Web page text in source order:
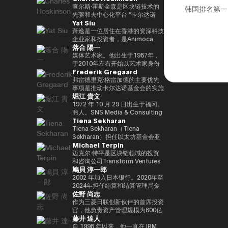
竞选第三个任期进步党代表选举。
他被任命为该党代理秘书长，在平
成29年（2017年）的第48届众议
院选举中获得82,345张选票，并
当选第四任期（由香川县第二区希
望党正式批准），并竞选希望党联
合代表选举。希望党代表（11
月-）平成30年（2018年）全国民
主党联合代表（5月至9月）全国
民主党代表（9月〜）新国民民主
党通过令和2（2020）支部党成立
并成为代表（9月）（9月），在
令和3（2021）第49届众议院选
举的第49届众议院选举中获得
94,530张选票，当选为众议员到
目前为止，第 5 学期
2025.05.01。8月财政部（现为财
务部）在职1997/7至1999/6借调
至外务省（中东第一司）
20007/2001/6 金融厅证券交易监
督委员会 2001/7 至 2002/6 国税
厅大阪国税局总务科科长 2002/7
至 2005/6（负责特别任务的部长
官专家）2005/7 至 2005/8 财政
部首席审计局
责信息技术）大臣、国土、基础设
施、运输和旅游、内阁常务委员会
主席等职务，并以自民党信息技术
战略和特别任务委员会主席的身份
领导自民党的信息技术政策。平成
30/10年第四届安倍改组内阁中任
命了信息技术大臣和负责特殊任务
（科学和技术/知识产权战略/酷日
本战略/太空政策）的部长。负责
数字改革的部长在Reiwa 2的须贺
内阁中就职。第一任数字事务部长
在Reiwa 3就职。现任自民党公共
关系部主任兼数字社会促进部经
理。
と共同事業を行う。報道・討論・
お笑い・アート・ファッションな
ど多様な動画や雑誌の企画や出演
にも関わる。著書『22世紀の資
本主義：やがてお金は絶滅する』
『22世紀の民主主義：選挙はア
ルゴリズムになり、政治家はネコ
になる』、番組「成田悠輔と愛す
べき非生産性の世界」「夜明け前
のPLAYERS」「成田悠輔の聞か
れちゃいけない話」「walk」
「書く気がおきない」など。
DAOTRON的创始人，以及全球
最大的加密货币交易所之一HTX的
顾问。 他也被称为阿里巴巴创始
人马云培育的人，成为 2025/4 年
全球数字资产行业最著名和最有影
响力的人物之一，登上了《福布
斯》杂志的封面。 此外，它在国
际上获得了高度赞誉，例如多次入
选福布斯 “30岁以下30人（消费技
术部门）”。 2025/8 年，我登上
了 “蓝色起源 NS-34” 任务，并作
为世界上第 712 位宇航员前往太
空。 他的兴趣涵盖科技、投资、
艺术、慈善、游戏和太空探索。
查尔斯·霍斯金森是区块链技术的
先驱和去中心化平台 “卡尔达诺
（卡尔达诺）” 的创始人。他最初
是以太坊的联合创始人之一，在数
学逻辑和密码学方面有着深厚的背
景。卡尔达诺的特点是在学术研究
和同行评审的基础上开发的，旨在
促进金融普惠和智能合约。目前，
他以输入输出全球（IOG）首席执
行官的身份领导卡尔达诺的技术开
发。
Yat Siu
萧逸是一位居住在香港的资深科技
企业家和投资者，是Animoca
Brands的联合创始人兼执行主
席。Animoca Brands是区块链和
游戏领域的全球领导者，其使命是
为全球游戏玩家和互联网用户提供
数字产权。通过这样做，我们的目
标是实现一个更公平的数字框架，
这将有助于建立新的资产类别、边
玩边赚的经济和开放的元宇宙。
Yat 于 1990 年在德国雅达利开始
了他的职业生涯。1995年，他移
居香港，创立了香港
Cybercity/Freenation，这是亚
洲第一个免费网页和免费电子邮件
服务提供商。1998 年，他创立了
Outblaze，该公司被公认为多语
言白标网络服务的先驱。
Outblaze的消息业务于2009年被
出售给了IBM，然后Outblaze转
变为孵化器，旨在促进在数字娱乐
领域开发服务和产品的项目和公
司。Animoca Brands就是这样一
家孵化公司，它成立于2014年。
2017 年，我们建立了道尔顿学习
落合 陽一
媒体艺术家。他出生于1987年，
于2010年左右开始以艺术家身份
工作。她的作品以物化、转型和对
边界地区群众的钦佩为主题。筑波
大学/东京大学副教授，2025年日
本国际博览会（大阪/关西世博
会）主题项目制作人。写真集《渴
望弥撒（2019年阿曼那）》和
NFT作品《波浪的再数字化
（2021年基金会）》等获得了
2016年PrixarElectronica荣誉
奖、欧盟的StartsPrize和2019年
SXSWCreative
ExperienceArrowardsCreative
ExperienceArrowards。《阿波
罗》杂志40岁以下40位艺术与科
技，亚洲数字艺术奖卓越奖，以及
日本媒体艺术节艺术部评审委员会
推荐的许多作品。
Frederik Gregaard
弗雷德里克·格雷加德的主要优先
事项是推动卡尔达诺基金会的实施
战略，领导每项使命的整合和执
行，并实现快速价值创造，以使用
卡尔达诺实现包容性和公平的增
长。在加入基金会之前，他在瑞士
和斯堪的纳维亚国家工作了17年
以上，在专业服务和金融行业工
作，专注于资本市场、数字资产管
理、私人银行和交易基础设施。
堀江 貴文
1972 年 10 月 29 日出生于福冈。
商人。SNS Media & Consulting
Co., Ltd. 的创始人目前，他们活
跃于火箭开发、应用生产以及作为
预防医学促进协会对人们进行预防
医学教育等各个领域。会员制在线
沙龙 “堀江隆文创新大学（HIU）”
正在开发各种项目，拥有近700名
会员。
http://salon.horiemon.com 这
本书《如果你花钱，就用它来保护
自己的身体》。“CHATGPT 与
“没有未来工作的人”、“2035 年日
本堀右卫门在 10 年后对未来的完
整预测” 等
Tiena Sekharan
Tiena Sekharan（Tiena
Sekharan）担任以太坊基金会亚
太地区（APAC）地区机构负责
人，并通过促进企业领域的采用来
领导以太坊生态系统的发展。他的
职业生涯始于传统金融行业，曾担
任雷曼兄弟、法国巴黎银行和摩根
大通等重要职位。在加入以太坊基
金会之前，我属于摩根大通的区块
链部门KineXYS，负责推广摩根大
通硬币和代币化存款等产品。
Michael Terpin
迈克尔·特平是区块链领域的投资
和咨询公司Transform Ventures
的创始人兼首席执行官，同时也是
Supercycle Genesis Partners,
LP的首席执行官兼首席投资官
（CIO）。该基金是世界上第一个
专门研究比特币的算法加密资产对
冲基金，它建立了一个投资假设，
即比特币每个周期都以高价出售，
并以最低价格回购更多比特币。
鳩貝 淳一郎
2002 年加入日本银行。2020年至
2024年担任结算和结算管理局金
融科技小组负责人。2024-2025
年，金融科技中心副主任兼数字货
币验证组负责人。他从 2025/7 年
起被借调，目前担任现任职务。自
2025/4以来，他一直是东京大学
佐野 尚志
作为三菱日联创新伙伴的首席投资
官，他负责资产管理规模为800亿
日元的基金中的创业投资和业务发
展，主要是在日本、美国和亚洲。
藤井 達人
自 1998 年以来，他一直在 IBM
韩国排名第